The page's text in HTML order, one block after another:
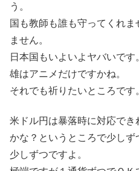
う。
国も教師も誰も守ってくれ
ません。
日本国もいよいよヤバいで
雄はアニメだけですかね。
それでも祈りたいところです
米ドル円は暴落時に対応で
かな？というところで少しず
少しずつですよ。